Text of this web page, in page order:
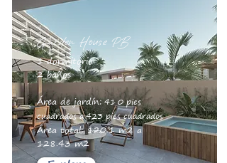
Garden House PB
1 dormitorio
2baños
Área de jardín:410 pies
cuadrados a423 pies cuadrados
Área total: 120.1 m2 a
128.43 m2